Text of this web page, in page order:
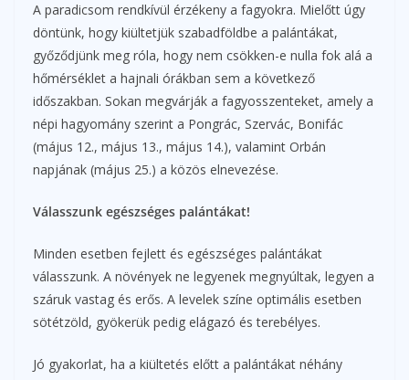
A paradicsom rendkívül érzékeny a fagyokra. Mielőtt úgy
döntünk, hogy kiültetjük szabadföldbe a palántákat,
győződjünk meg róla, hogy nem csökken-e nulla fok alá a
hőmérséklet a hajnali órákban sem a következő
időszakban. Sokan megvárják a fagyosszenteket, amely a
népi hagyomány szerint a Pongrác, Szervác, Bonifác
(május 12., május 13., május 14.), valamint Orbán
napjának (május 25.) a közös elnevezése.
Válasszunk egészséges palántákat!
Minden esetben fejlett és egészséges palántákat
válasszunk. A növények ne legyenek megnyúltak, legyen a
száruk vastag és erős. A levelek színe optimális esetben
sötétzöld, gyökerük pedig elágazó és terebélyes.
Jó gyakorlat, ha a kiültetés előtt a palántákat néhány